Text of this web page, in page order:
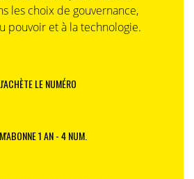
les choix de gouvernance,
pouvoir et à la technologie.
J'ACHÈTE LE NUMÉRO
1 AN - 4 NUM.